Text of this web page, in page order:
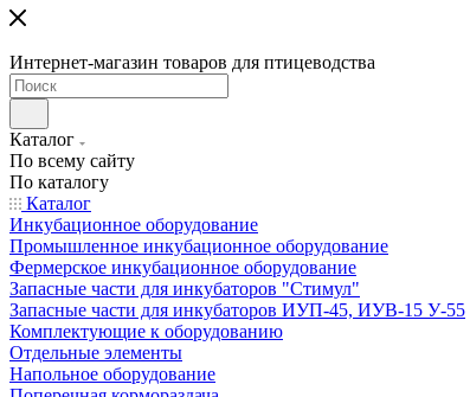
Интернет-магазин товаров для птицеводства
Каталог
По всему сайту
По каталогу
Каталог
Инкубационное оборудование
Промышленное инкубационное оборудование
Фермерское инкубационное оборудование
Запасные части для инкубаторов "Стимул"
Запасные части для инкубаторов ИУП-45, ИУВ-15 У-55
Комплектующие к оборудованию
Отдельные элементы
Напольное оборудование